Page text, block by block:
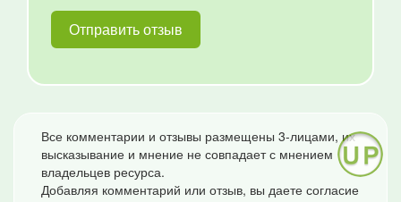
Все комментарии и отзывы размещены 3-лицами, их
высказывание и мнение не совпадает с мнением
владельцев ресурса.
Добавляя комментарий или отзыв, вы даете согласие